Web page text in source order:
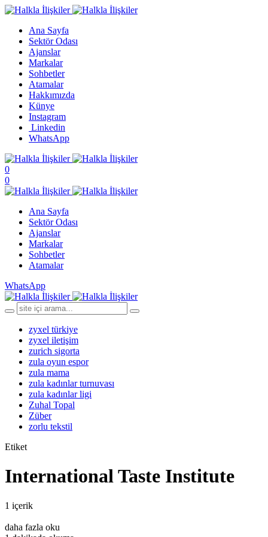
Ana Sayfa
Sektör Odası
Ajanslar
Markalar
Sohbetler
Atamalar
Hakkımızda
Künye
Instagram
Linkedin
WhatsApp
0
0
Ana Sayfa
Sektör Odası
Ajanslar
Markalar
Sohbetler
Atamalar
WhatsApp
zyxel türkiye
zyxel iletişim
zurich sigorta
zula oyun espor
zula mama
zula kadınlar turnuvası
zula kadınlar ligi
Zuhal Topal
Züber
zorlu tekstil
Etiket
International Taste Institute
1 içerik
daha fazla oku